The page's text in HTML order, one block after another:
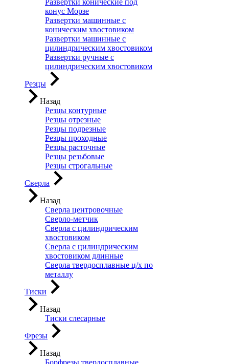
Развертки конические под
конус Морзе
Развертки машинные с
коническим хвостовиком
Развертки машинные с
цилиндрическим хвостовиком
Развертки ручные с
цилиндрическим хвостовиком
Резцы
Назад
Резцы контурные
Резцы отрезные
Резцы подрезные
Резцы проходные
Резцы расточные
Резцы резьбовые
Резцы строгальные
Сверла
Назад
Сверла центровочные
Сверло-метчик
Сверла с цилиндрическим
хвостовиком
Сверла с цилиндрическим
хвостовиком длинные
Сверла твердосплавные ц/х по
металлу
Тиски
Назад
Тиски слесарные
Фрезы
Назад
Борфрезы твердосплавные